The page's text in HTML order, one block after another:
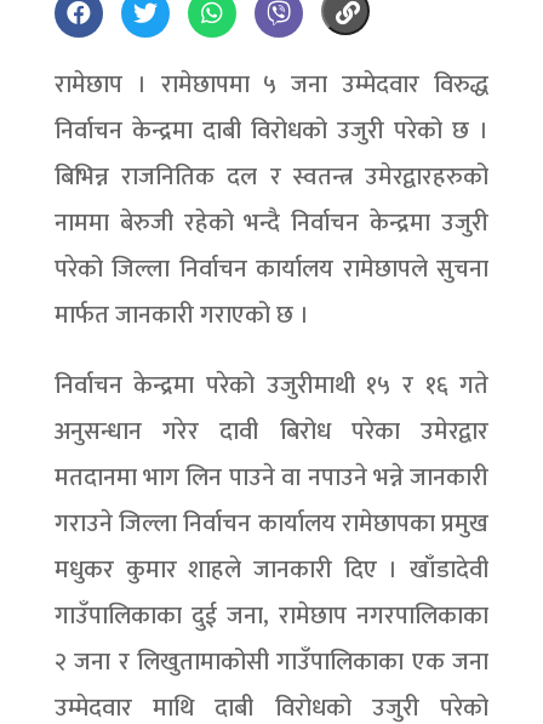
रामेछाप । रामेछापमा ५ जना उम्मेदवार विरुद्ध
निर्वाचन केन्द्रमा दाबी विरोधको उजुरी परेको छ ।
बिभिन्न राजनितिक दल र स्वतन्त्र उमेरद्वारहरुको
नाममा बेरुजी रहेको भन्दै निर्वाचन केन्द्रमा उजुरी
परेको जिल्ला निर्वाचन कार्यालय रामेछापले सुचना
मार्फत जानकारी गराएको छ ।
निर्वाचन केन्द्रमा परेको उजुरीमाथी १५ र १६ गते
अनुसन्धान गरेर दावी बिरोध परेका उमेरद्वार
मतदानमा भाग लिन पाउने वा नपाउने भन्ने जानकारी
गराउने जिल्ला निर्वाचन कार्यालय रामेछापका प्रमुख
मधुकर कुमार शाहले जानकारी दिए । खाँडादेवी
गाउँपालिकाका दुई जना, रामेछाप नगरपालिकाका
२ जना र लिखुतामाकोसी गाउँपालिकाका एक जना
उम्मेदवार माथि दाबी विरोधको उजुरी परेको